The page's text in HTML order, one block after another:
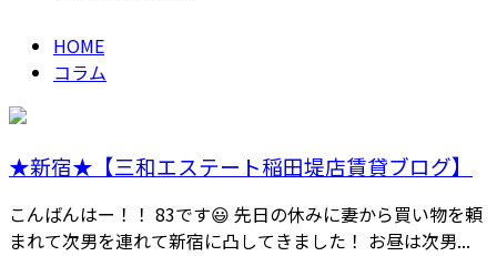
HOME
コラム
★新宿★【三和エステート稲田堤店賃貸ブログ】
こんばんはー！！ 83です😃 先日の休みに妻から買い物を頼
まれて次男を連れて新宿に凸してきました！ お昼は次男...